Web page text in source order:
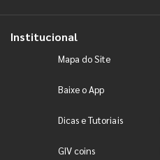
Institucional
Mapa do Site
Baixe o App
Dicas e Tutoriais
GIV coins